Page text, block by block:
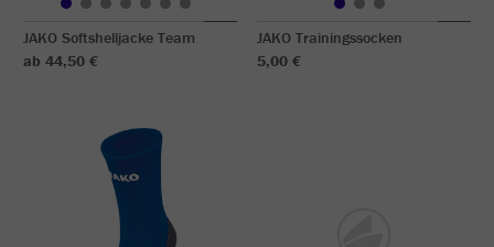
JAKO Softshelljacke Team
ab 44,50 €
JAKO Trainingssocken
5,00 €